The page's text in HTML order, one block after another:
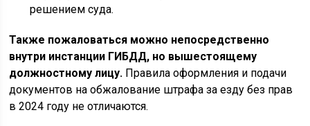
решением суда.
Также пожаловаться можно непосредственно
внутри инстанции ГИБДД, но вышестоящему
должностному лицу. Правила оформления и подачи
документов на обжалование штрафа за езду без прав
в 2024 году не отличаются.